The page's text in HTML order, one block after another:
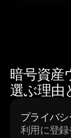
暗号資産
選ぶ理由
プライバシ
利用に登録